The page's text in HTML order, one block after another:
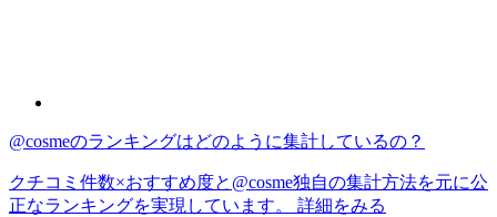
@cosmeのランキングはどのように集計しているの？
クチコミ件数×おすすめ度と@cosme独自の集計方法を元に公
正なランキングを実現しています。 詳細をみる